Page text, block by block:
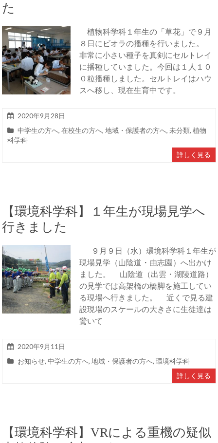
た
植物科学科１年生の「草花」で９月
８日にビオラの播種を行いました。
非常に小さい種子を真剣にセルトレイ
に播種していました。今回は１人１０
０粒播種しました。セルトレイはハウ
スへ移し、現在生育中です。
2020年9月28日
中学生の方へ,在校生の方へ,地域・保護者の方へ, 未分類,植物
科学科
詳しく見る
【環境科学科】１年生が現場見学へ
行きました
９月９日（水）環境科学科１年生が
現場見学（山陰道・由志園）へ出かけ
ました。 山陰道（出雲・湖陵道路）
の見学では高架橋の橋脚を施工してい
る現場へ行きました。 近くで見る建
設現場のスケールの大きさに生徒達は
驚いて
2020年9月11日
お知らせ,中学生の方へ,地域・保護者の方へ,環境科学科
詳しく見る
【環境科学科】VRによる重機の疑似